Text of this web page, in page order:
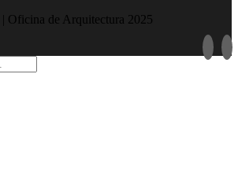
Oficina de Arquitectura 2025